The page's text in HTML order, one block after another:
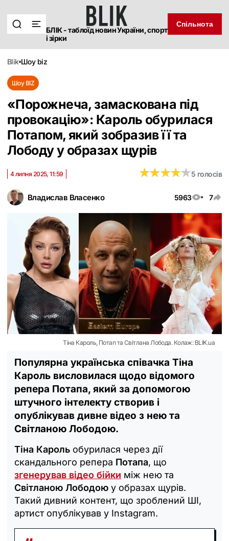
БЛІК - таблоїд новин України, спорт
і зірки
Спільнота
blik шоу biz
Шоу BIZ
«Порожнеча, замаскована під
провокацію»: Кароль обурилася
Потапом, який зобразив її та
Лободу у образах щурів
Владислав Власенко 5963 7
4 липня 2025, 11:59 ★★★★★
★★★★★5 голосів
Тіна Кароль, Потап та Світлана Лобода. Колаж: BLIK.ua
Популярна українська співачка Тіна
Кароль висловилася щодо відомого
репера Потапа, який за допомогою
штучного інтелекту створив і
опублікував дивне відео з нею та
Світланою Лободою.
Тіна Кароль обурилася через дії
скандального репера Потапа, що
згенерував відео бійки між нею та
Світланою Лободою у образах щурів.
Такий дивний контент, що зроблений ШІ,
артист опублікував у Instagram.